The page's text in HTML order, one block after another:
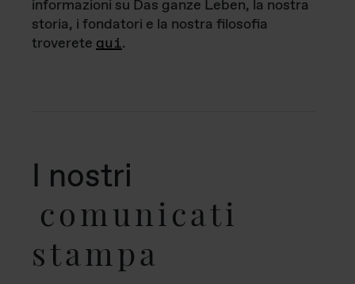
informazioni su Das ganze Leben, la nostra
storia, i fondatori e la nostra filosofia
troverete qui.
I nostri
comunicati
stampa